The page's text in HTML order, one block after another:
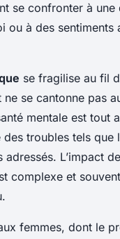
se confronter à une
ou à des sentiments
se fragilise au fil
ne se cantonne pas
mentale est tout
des troubles tels que
adressés. L’impact
complexe et
femmes, dont le